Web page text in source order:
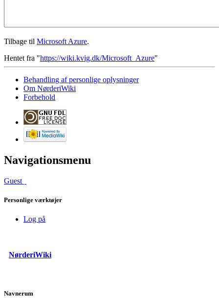
Tilbage til Microsoft Azure.
Hentet fra "https://wiki.kvig.dk/Microsoft_Azure"
Behandling af personlige oplysninger
Om NørderiWiki
Forbehold
Navigationsmenu
Guest
Personlige værktøjer
Log på
NørderiWiki
Navnerum